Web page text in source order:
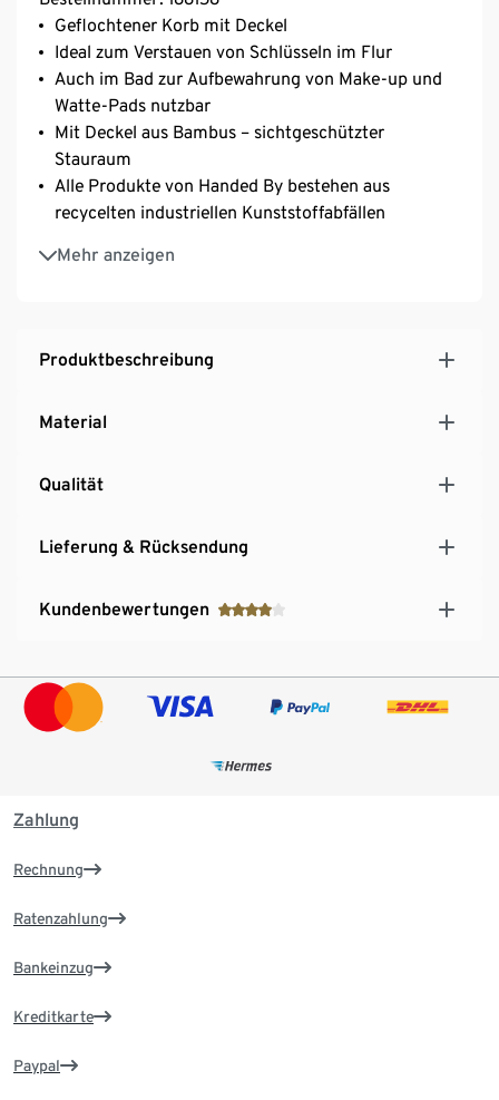
Geflochtener Korb mit Deckel
Ideal zum Verstauen von Schlüsseln im Flur
Auch im Bad zur Aufbewahrung von Make-up und
Watte-Pads nutzbar
Mit Deckel aus Bambus – sichtgeschützter
Stauraum
Alle Produkte von Handed By bestehen aus
recycelten industriellen Kunststoffabfällen
Mehr anzeigen
Die Handed By Artikel werden von Hand geflochten
Das Unternehmen garantiert eine faire Herstellung
Produktbeschreibung
Material
Qualität
Lieferung & Rücksendung
Kundenbewertungen
Zahlung
Rechnung
Ratenzahlung
Bankeinzug
Kreditkarte
Paypal